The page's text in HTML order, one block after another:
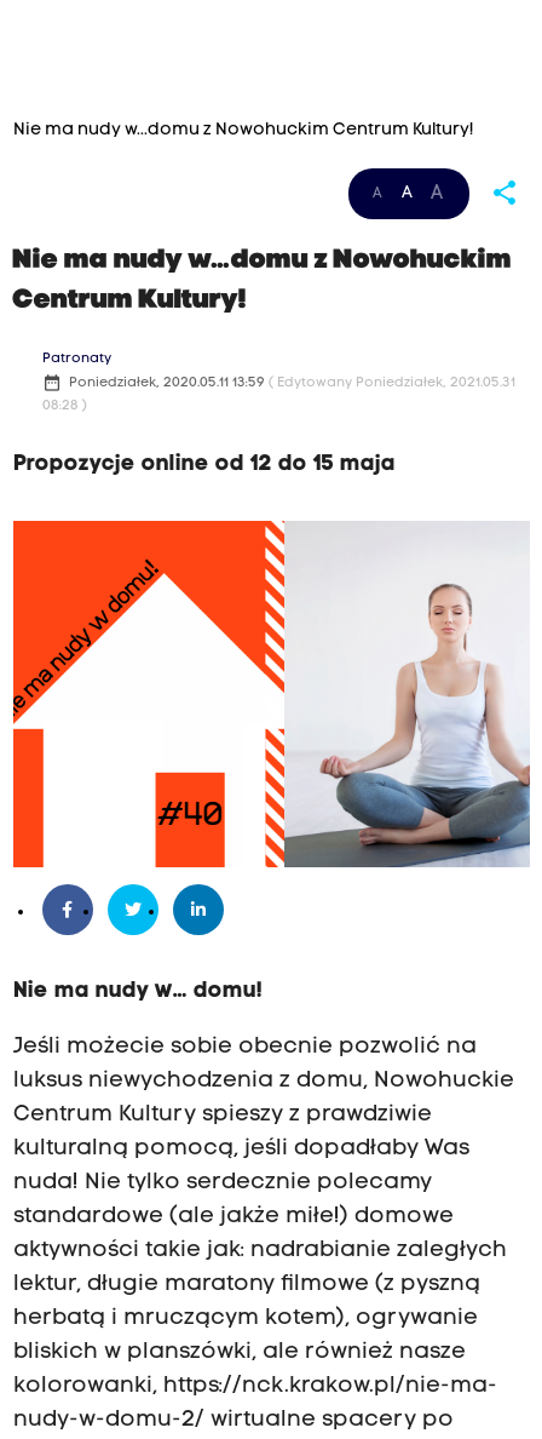
Nie ma nudy w...domu z Nowohuckim Centrum Kultury!
A A A share
Nie ma nudy w...domu z Nowohuckim
Centrum Kultury!
Patronaty
date_range Poniedziałek, 2020.05.11 13:59 ( Edytowany Poniedziałek, 2021.05.31
08:28 )
Propozycje online od 12 do 15 maja
Nie ma nudy w… domu!
Jeśli możecie sobie obecnie pozwolić na
luksus niewychodzenia z domu, Nowohuckie
Centrum Kultury spieszy z prawdziwie
kulturalną pomocą, jeśli dopadłaby Was
nuda! Nie tylko serdecznie polecamy
standardowe (ale jakże miłe!) domowe
aktywności takie jak: nadrabianie zaległych
lektur, długie maratony filmowe (z pyszną
herbatą i mruczącym kotem), ogrywanie
bliskich w planszówki, ale również nasze
kolorowanki, https://nck.krakow.pl/nie-ma-
nudy-w-domu-2/ wirtualne spacery po